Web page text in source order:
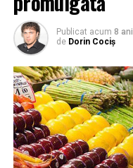
Publicat acum 8 ani
de Dorin Cociș